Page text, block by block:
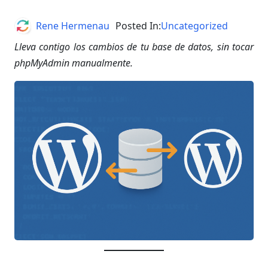
Lleva contigo los cambios de tu base de datos, sin tocar
phpMyAdmin manualmente.
AuthorRene Hermenau Posted In:Uncategorized